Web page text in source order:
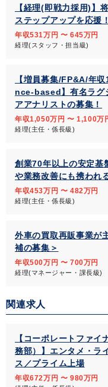
【経理(即戦力採用)】
ステップアップを応援
年収531万円 〜 645万円
経理(スタッフ・担当級)
【増員募集/FP&A/年
nce-based】有名ラグ
アアナリストの募集！
年収1,050万円 〜 1,100万
経理(主任・係長級)
創業70年以上の安定基
や業務改善にも携われ
年収453万円 〜 482万円
経理(主任・係長級)
外車の買取再販事業が
補の募集＞
年収500万円 〜 700万円
経理(マネージャー・課長級)
関連求人
【コーポレートファ
務部）】エンタメ・ラ
ス／プライム上場
年収672万円 〜 980万円